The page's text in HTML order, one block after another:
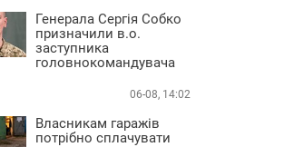
Генерала Сергія Собко
призначили в.о.
заступника
головнокомандувача
06-08, 14:02
Власникам гаражів
потрібно сплачувати